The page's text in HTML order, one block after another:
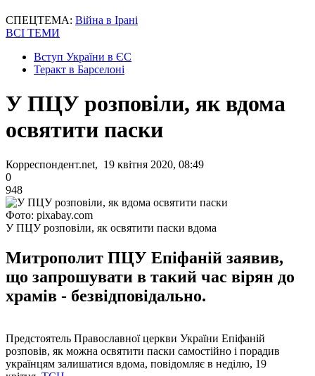
СПЕЦТЕМА: Війна в Ірані
ВСІ ТЕМИ
Вступ України в ЄС
Теракт в Барселоні
У ПЦУ розповіли, як вдома
освятити паски
Корреспондент.net, 19 квітня 2020, 08:49
0
948
Фото: pixabay.com
У ПЦУ розповіли, як освятити паски вдома
Митрополит ПЦУ Епіфаній заявив,
що запрошувати в такий час вірян до
храмів - безвідповідально.
Предстоятель Православної церкви України Епіфаній
розповів, як можна освятити паски самостійно і порадив
українцям залишатися вдома, повідомляє в неділю, 19